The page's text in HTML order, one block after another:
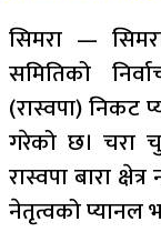
सिमरा —
समितिको
(रास्वपा) निकट
गरेको छ। चरा
रास्वपा बारा
नेतृत्वको प्यानल